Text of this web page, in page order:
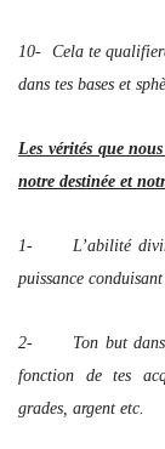
10- Cela te
dans tes bases et
Les vérités que
notre destinée et
1- L’abilité divine
puissance conduisant
2- Ton but dans la
fonction de tes
grades, argent etc.